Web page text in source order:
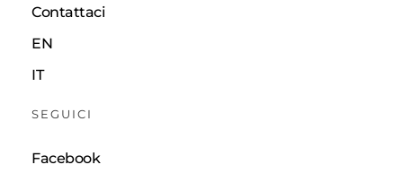
Contattaci
EN
IT
SEGUICI
Facebook